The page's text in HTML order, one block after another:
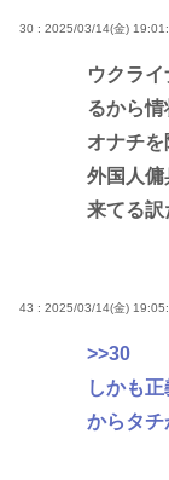
30 : 2025/03/14(金)
ウクラ
るから
オナチを
外国人傭
来てる訳
43 : 2025/03/14(金)
>>30
しかも
からタチ